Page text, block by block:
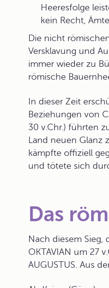
Heeresfolge
kein Recht,
Die nicht
Versklavung und
immer wieder zu
römische
In dieser Zeit
Beziehungen von
30 v.Chr.) führten
Land neuen Glanz
kämpfte offiziell
und tötete sich
Das
Nach diesem Sieg,
OKTAVIAN um 27
AUGUSTUS. Aus